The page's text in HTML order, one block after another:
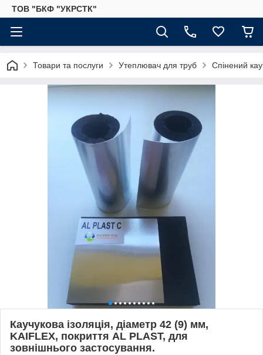
ТОВ "БКФ "УКРСТК"
Товари та послуги Утеплювач для труб Спінений
Каучукова ізоляція, діаметр 42 (9) мм,
KAIFLEX, покриття AL PLAST, для
зовнішнього застосування.